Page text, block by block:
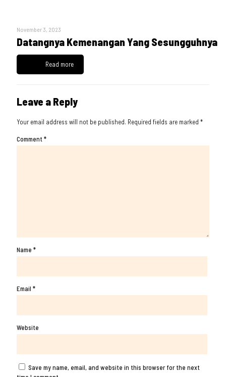
November 3, 2023
Datangnya Kemenangan Yang Sesungguhnya
Read more
Leave a Reply
Your email address will not be published. Required fields are marked *
Comment *
Name *
Email *
Website
Save my name, email, and website in this browser for the next